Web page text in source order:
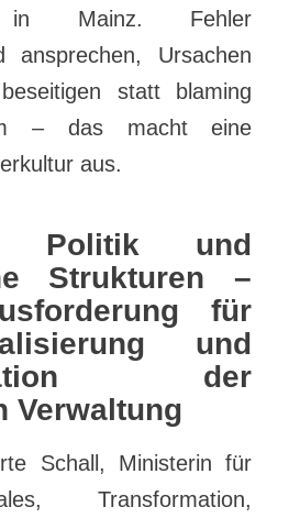
in Mainz. Fehler
ansprechen, Ursachen
statt blaming
– das macht eine
aus.
Politik und
Strukturen –
für
und
der
Verwaltung
Schall, Ministerin für
Transformation,